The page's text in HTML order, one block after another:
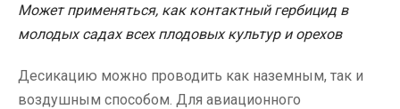
Может применяться, как контактный гербицид в
молодых садах всех плодовых культур и орехов
Десикацию можно проводить как наземным, так и
воздушным способом. Для авиационного